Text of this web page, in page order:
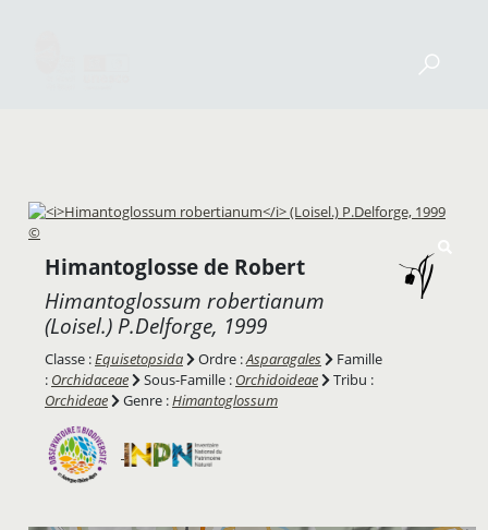
Himantoglosse de Robert
Himantoglossum robertianum
(Loisel.) P.Delforge, 1999
Classe :Equisetopsida Ordre :Asparagales
Famille
: Orchidaceae Sous-Famille : Orchidoideae
Tribu :
Orchideae
Genre :Himantoglossum